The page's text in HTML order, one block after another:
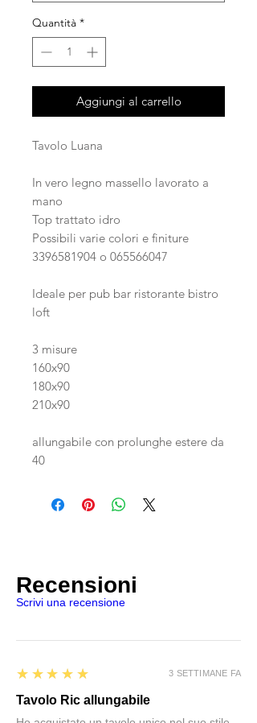
Quantità *
Aggiungi al carrello
Tavolo Luana
In vero legno massello lavorato a
mano
Top trattato idro
Possibili varie colori e finiture
3396581904 o 065566047
Ideale per pub bar ristorante bistro
loft
3 misure
160x90
180x90
210x90
allungabile con prolunghe estere da
40
Recensioni
Scrivi una recensione
5
★★★★★
Tavolo Ric allungabile
3 SETTIMANE FA